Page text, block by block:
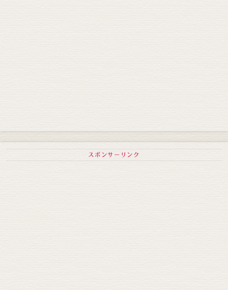
スポンサーリンク